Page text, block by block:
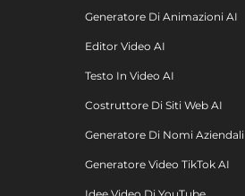
Generatore Di Animazioni AI
Editor Video AI
Testo In Video AI
Costruttore Di Siti Web AI
Generatore Di Nomi Aziendali
Generatore Video TikTok AI